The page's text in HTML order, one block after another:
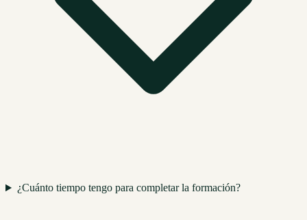
¿Cuánto tiempo tengo para completar la formación?